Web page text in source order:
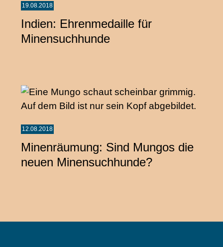
19.08.2018
Indien: Ehrenmedaille für
Minensuchhunde
12.08.2018
Minenräumung: Sind Mungos die
neuen Minensuchhunde?